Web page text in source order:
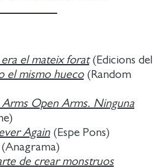
el mateix forat(Edicions del
el mismo hueco(Random
Open Arms. Ninguna
Again(Espe Pons)
de crear monstruos